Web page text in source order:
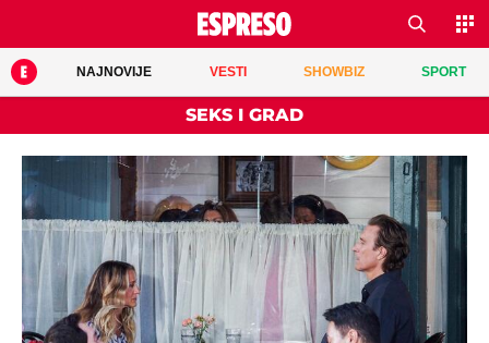
NAJNOVIJE VESTI SHOWBIZ SPORT
SEKS I GRAD